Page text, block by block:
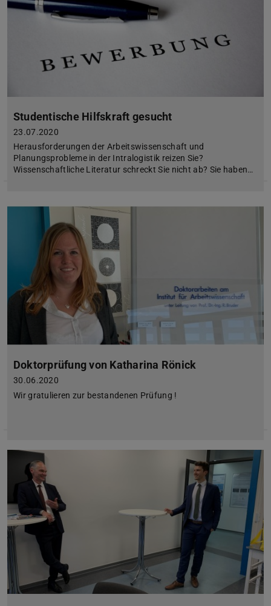
Studentische Hilfskraft gesucht
23.07.2020
Herausforderungen der Arbeitswissenschaft und
Planungsprobleme in der Intralogistik reizen Sie?
Wissenschaftliche Literatur schreckt Sie nicht ab? Sie haben…
Doktorprüfung von Katharina Rönick
30.06.2020
Wir gratulieren zur bestandenen Prüfung !